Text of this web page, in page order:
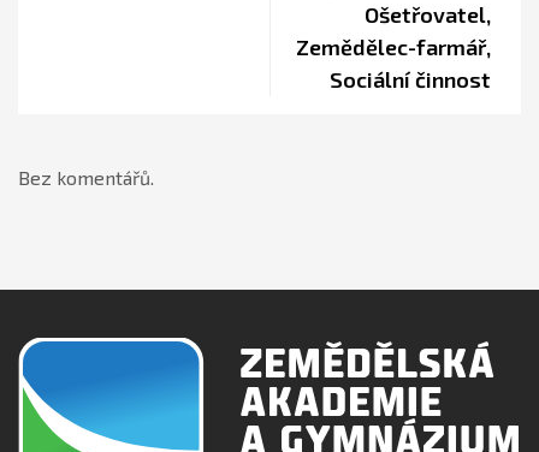
Ošetřovatel,
Zemědělec-farmář,
Sociální činnost
Bez komentářů.